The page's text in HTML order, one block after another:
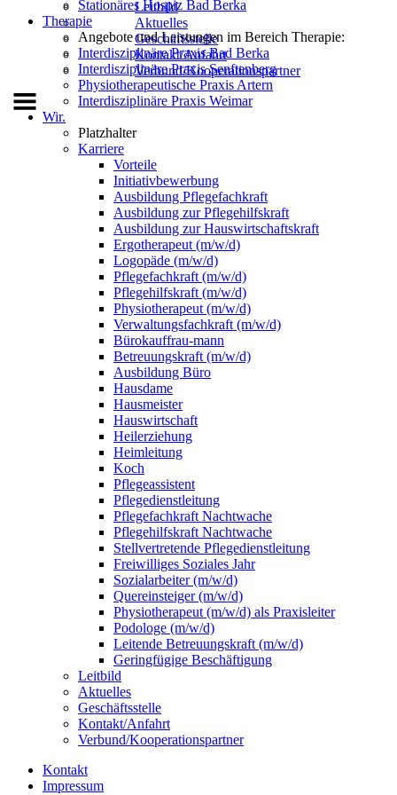
Leitbild
Aktuelles
Geschäftsstelle
Kontakt/Anfahrt
Verbund/Kooperationspartner
Stationäres Hospiz Bad Berka
Therapie
Angebote und Leistungen im Bereich Therapie:
Interdisziplinäre Praxis Bad Berka
Interdisziplinäre Praxis Senftenberg
Physiotherapeutische Praxis Artern
Interdisziplinäre Praxis Weimar
Wir.
Platzhalter
Karriere
Vorteile
Initiativbewerbung
Ausbildung Pflegefachkraft
Ausbildung zur Pflegehilfskraft
Ausbildung zur Hauswirtschaftskraft
Ergotherapeut (m/w/d)
Logopäde (m/w/d)
Pflegefachkraft (m/w/d)
Pflegehilfskraft (m/w/d)
Physiotherapeut (m/w/d)
Verwaltungsfachkraft (m/w/d)
Bürokauffrau-mann
Betreuungskraft (m/w/d)
Ausbildung Büro
Hausdame
Hausmeister
Hauswirtschaft
Heilerziehung
Heimleitung
Koch
Pflegeassistent
Pflegedienstleitung
Pflegefachkraft Nachtwache
Pflegehilfskraft Nachtwache
Stellvertretende Pflegedienstleitung
Freiwilliges Soziales Jahr
Sozialarbeiter (m/w/d)
Quereinsteiger (m/w/d)
Physiotherapeut (m/w/d) als Praxisleiter
Podologe (m/w/d)
Leitende Betreuungskraft (m/w/d)
Geringfügige Beschäftigung
Leitbild
Aktuelles
Geschäftsstelle
Kontakt/Anfahrt
Verbund/Kooperationspartner
Kontakt
Impressum